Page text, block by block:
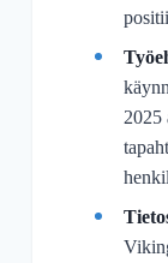
2025